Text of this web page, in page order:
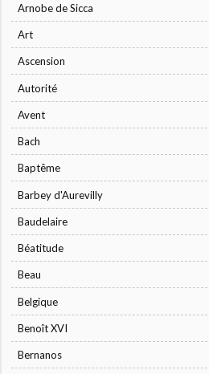
Arnobe de Sicca
Art
Ascension
Autorité
Avent
Bach
Baptême
Barbey d'Aurevilly
Baudelaire
Béatitude
Beau
Belgique
Benoît XVI
Bernanos